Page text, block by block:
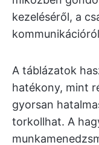
kezeléséről, a
A táblázatok
hatékony, mint
gyorsan
torkollhat. A